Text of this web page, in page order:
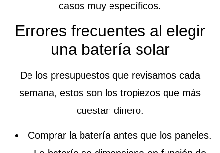
casos muy específicos.
Errores frecuentes al elegir
una batería solar
De los presupuestos que revisamos cada
semana, estos son los tropiezos que más
cuestan dinero:
Comprar la batería antes que los paneles.